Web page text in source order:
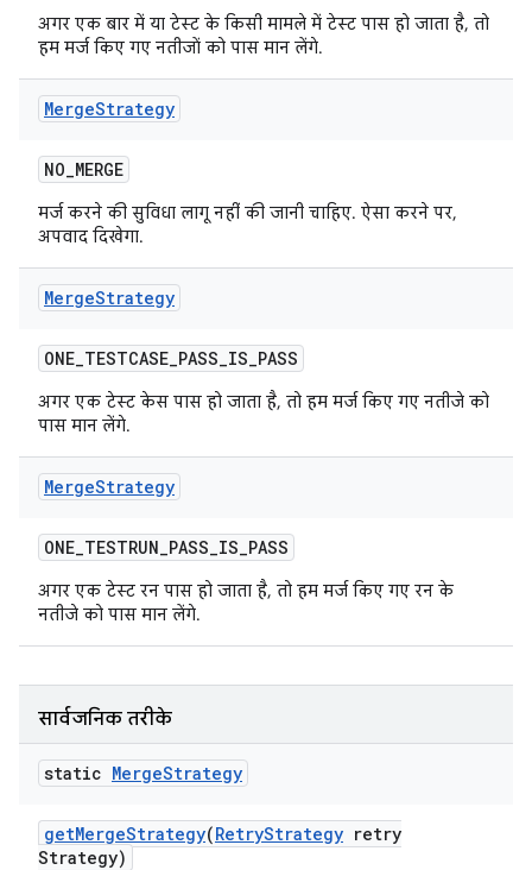
अगर एक बार में या टेस्ट के किसी मामले में टेस्ट पास हो जाता है, तो
हम मर्ज किए गए नतीजों को पास मान लेंगे.
MergeStrategy
NO_MERGE
मर्ज करने की सुविधा लागू नहीं की जानी चाहिए. ऐसा करने पर,
अपवाद दिखेगा.
MergeStrategy
ONE_TESTCASE_PASS_IS_PASS
अगर एक टेस्ट केस पास हो जाता है, तो हम मर्ज किए गए नतीजे को
पास मान लेंगे.
MergeStrategy
ONE_TESTRUN_PASS_IS_PASS
अगर एक टेस्ट रन पास हो जाता है, तो हम मर्ज किए गए रन के
नतीजे को पास मान लेंगे.
सार्वजनिक तरीके
static MergeStrategy
getMergeStrategy(RetryStrategy retry
Strategy)